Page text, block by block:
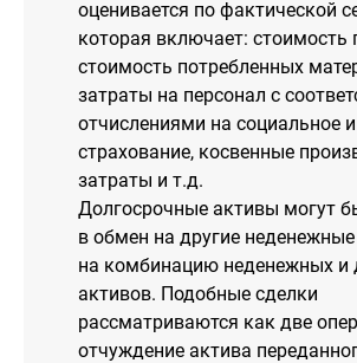
оценивается по фактической
которая включает: стоимость
стоимость потребленных
затраты на персонал с
отчислениями на социальное
страхование, косвенные
затраты и т.д.
Долгосрочные активы могут
в обмен на другие
на комбинацию неденежных и
активов. Подобные сделки
рассматриваются как две
отчуждение актива